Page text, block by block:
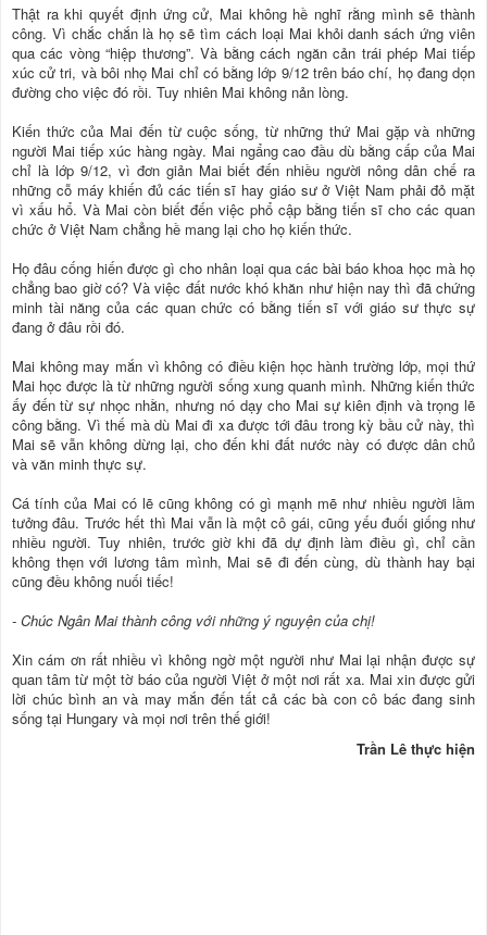
Thật ra khi quyết định ứng cử, Mai không hề nghĩ rằng mình sẽ thành
công. Vì chắc chắn là họ sẽ tìm cách loại Mai khỏi danh sách ứng viên
qua các vòng “hiệp thương”. Và bằng cách ngăn cản trái phép Mai tiếp
xúc cử tri, và bôi nhọ Mai chỉ có bằng lớp 9/12 trên báo chí, họ đang dọn
đường cho việc đó rồi. Tuy nhiên Mai không nản lòng.
Kiến thức của Mai đến từ cuộc sống, từ những thứ Mai gặp và những
người Mai tiếp xúc hàng ngày. Mai ngẩng cao đầu dù bằng cấp của Mai
chỉ là lớp 9/12, vì đơn giản Mai biết đến nhiều người nông dân chế ra
những cỗ máy khiến đủ các tiến sĩ hay giáo sư ở Việt Nam phải đỏ mặt
vì xấu hổ. Và Mai còn biết đến việc phổ cập bằng tiến sĩ cho các quan
chức ở Việt Nam chẳng hề mang lại cho họ kiến thức.
Họ đâu cống hiến được gì cho nhân loại qua các bài báo khoa học mà họ
chẳng bao giờ có? Và việc đất nước khó khăn như hiện nay thì đã chứng
minh tài năng của các quan chức có bằng tiến sĩ với giáo sư thực sự
đang ở đâu rồi đó.
Mai không may mắn vì không có điều kiện học hành trường lớp, mọi thứ
Mai học được là từ những người sống xung quanh mình. Những kiến thức
ấy đến từ sự nhọc nhằn, nhưng nó dạy cho Mai sự kiên định và trọng lẽ
công bằng. Vì thế mà dù Mai đi xa được tới đâu trong kỳ bầu cử này, thì
Mai sẽ vẫn không dừng lại, cho đến khi đất nước này có được dân chủ
và văn minh thực sự.
Cá tính của Mai có lẽ cũng không có gì mạnh mẽ như nhiều người lầm
tưởng đâu. Trước hết thì Mai vẫn là một cô gái, cũng yếu đuối giống như
nhiều người. Tuy nhiên, trước giờ khi đã dự định làm điều gì, chỉ cần
không thẹn với lương tâm mình, Mai sẽ đi đến cùng, dù thành hay bại
cũng đều không nuối tiếc!
- Chúc Ngân Mai thành công với những ý nguyện của chị!
Xin cám ơn rất nhiều vì không ngờ một người như Mai lại nhận được sự
quan tâm từ một tờ báo của người Việt ở một nơi rất xa. Mai xin được gửi
lời chúc bình an và may mắn đến tất cả các bà con cô bác đang sinh
sống tại Hungary và mọi nơi trên thế giới!
Trần Lê thực hiện